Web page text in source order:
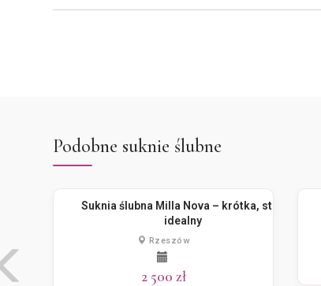
Możliwość przymiarki w Rzeszowie.
Podobne suknie ślubne
Suknia ślubna Milla Nova – krótka, stan
idealny
Rzeszów
2 500 zł